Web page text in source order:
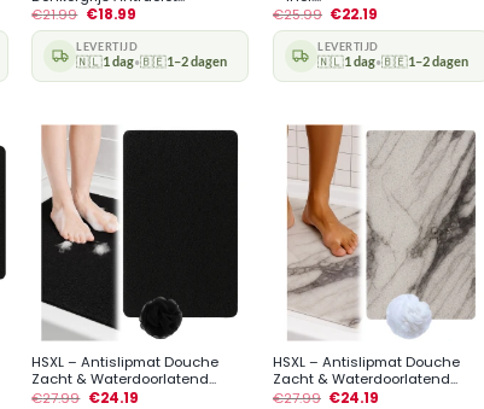
€21.99 €18.99
LEVERTIJD
🇳🇱1 dag•🇧🇪1–2 dagen
€25.99 €22.19
LEVERTIJD
🇳🇱1 dag•🇧🇪1–2 dagen
+
HSXL – Antislipmat Douche
Zacht & Waterdoorlatend...
€27.99 €24.19
HSXL – Antislipmat Douche
Zacht & Waterdoorlatend...
€27.99 €24.19